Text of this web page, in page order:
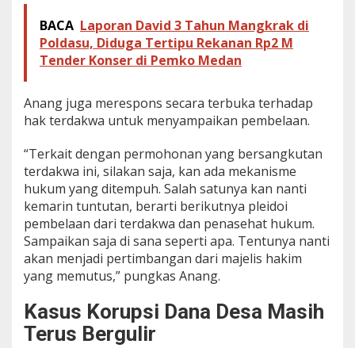
BACA Laporan David 3 Tahun Mangkrak di
Poldasu, Diduga Tertipu Rekanan Rp2 M
Tender Konser di Pemko Medan
Anang juga merespons secara terbuka terhadap
hak terdakwa untuk menyampaikan pembelaan.
“Terkait dengan permohonan yang bersangkutan
terdakwa ini, silakan saja, kan ada mekanisme
hukum yang ditempuh. Salah satunya kan nanti
kemarin tuntutan, berarti berikutnya pleidoi
pembelaan dari terdakwa dan penasehat hukum.
Sampaikan saja di sana seperti apa. Tentunya nanti
akan menjadi pertimbangan dari majelis hakim
yang memutus,” pungkas Anang.
Kasus Korupsi Dana Desa Masih
Terus Bergulir